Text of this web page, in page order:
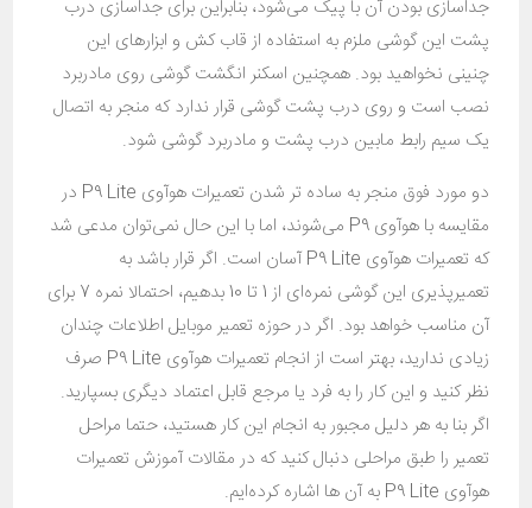
جداسازی بودن آن با پیک می‌شود، بنابراین برای جداسازی درب
پشت این گوشی ملزم به استفاده از قاب کش و ابزارهای این
چنینی نخواهید بود. همچنین اسکنر انگشت گوشی روی مادربرد
نصب است و روی درب پشت گوشی قرار ندارد که منجر به اتصال
یک سیم رابط مابین درب پشت و مادربرد گوشی شود.
دو مورد فوق منجر به ساده تر شدن تعمیرات هوآوی P9 Lite در
مقایسه با هوآوی P9 می‌شوند، اما با این حال نمی‌توان مدعی شد
که تعمیرات هوآوی P9 Lite آسان است. اگر قرار باشد به
تعمیرپذیری این گوشی نمره‌ای از 1 تا 10 بدهیم، احتمالا نمره 7 برای
آن مناسب خواهد بود. اگر در حوزه تعمیر موبایل اطلاعات چندان
زیادی ندارید، بهتر است از انجام تعمیرات هوآوی P9 Lite صرف
نظر کنید و این کار را به فرد یا مرجع قابل اعتماد دیگری بسپارید.
اگر بنا به هر دلیل مجبور به انجام این کار هستید، حتما مراحل
تعمیر را طبق مراحلی دنبال کنید که در مقالات آموزش تعمیرات
هوآوی P9 Lite به آن ها اشاره کرده‌ایم.